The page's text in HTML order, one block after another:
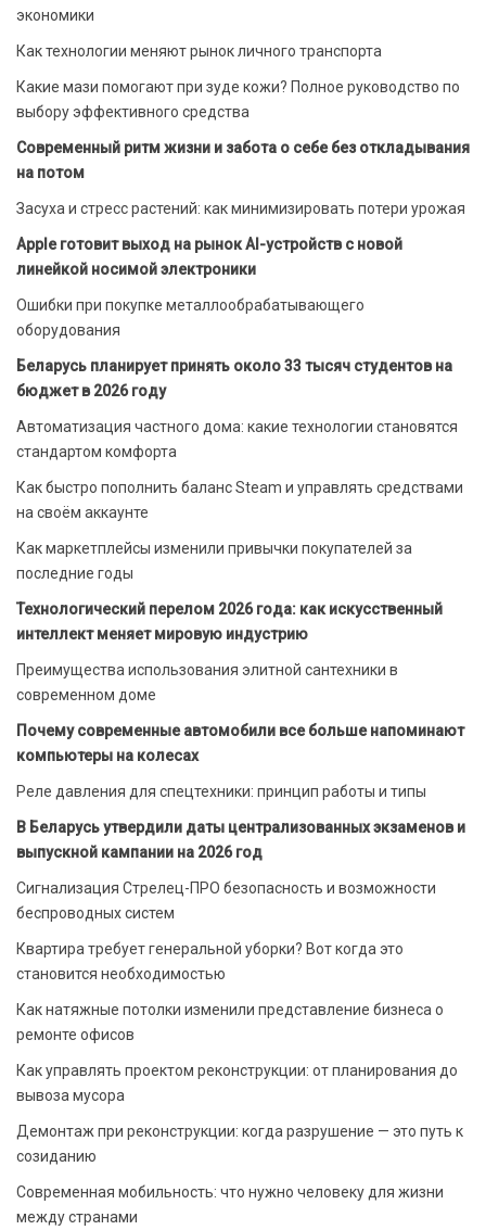
экономики
Как технологии меняют рынок личного транспорта
Какие мази помогают при зуде кожи? Полное руководство по
выбору эффективного средства
Современный ритм жизни и забота о себе без откладывания
на потом
Засуха и стресс растений: как минимизировать потери урожая
Apple готовит выход на рынок AI-устройств с новой
линейкой носимой электроники
Ошибки при покупке металлообрабатывающего
оборудования
Беларусь планирует принять около 33 тысяч студентов на
бюджет в 2026 году
Автоматизация частного дома: какие технологии становятся
стандартом комфорта
Как быстро пополнить баланс Steam и управлять средствами
на своём аккаунте
Как маркетплейсы изменили привычки покупателей за
последние годы
Технологический перелом 2026 года: как искусственный
интеллект меняет мировую индустрию
Преимущества использования элитной сантехники в
современном доме
Почему современные автомобили все больше напоминают
компьютеры на колесах
Реле давления для спецтехники: принцип работы и типы
В Беларусь утвердили даты централизованных экзаменов и
выпускной кампании на 2026 год
Сигнализация Стрелец-ПРО безопасность и возможности
беспроводных систем
Квартира требует генеральной уборки? Вот когда это
становится необходимостью
Как натяжные потолки изменили представление бизнеса о
ремонте офисов
Как управлять проектом реконструкции: от планирования до
вывоза мусора
Демонтаж при реконструкции: когда разрушение — это путь к
созиданию
Современная мобильность: что нужно человеку для жизни
между странами